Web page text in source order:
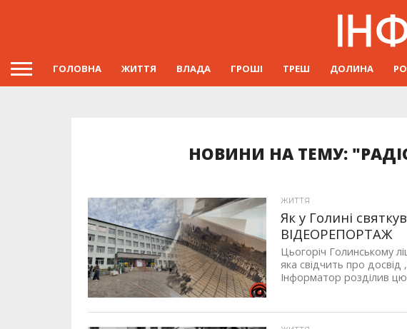
ГОЛОВНА ЖИТТЯ ВЛАДА ГРОШІ ТРЕШ ДОЛИНА
НОВИНИ НА ТЕМУ:
ЖИТТЯ
Як у Голині
ВІДЕОРЕПОРТАЖ
Цьогоріч Голинському
яка свідчить про досвід
Інформатор розділив цю